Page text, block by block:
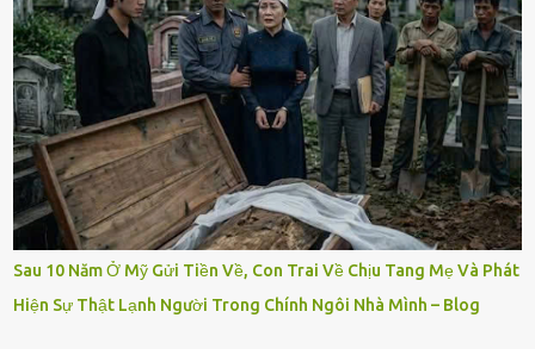
Sau 10 Năm Ở Mỹ Gửi Tiền Về, Con Trai Về Chịu Tang Mẹ Và Phát
Hiện Sự Thật Lạnh Người Trong Chính Ngôi Nhà Mình – Blog